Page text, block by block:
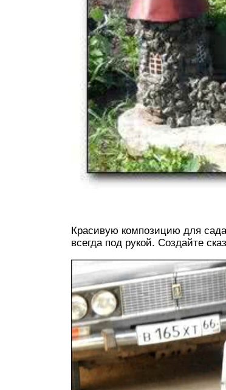
Красивую композицию для
всегда под рукой. Создайте